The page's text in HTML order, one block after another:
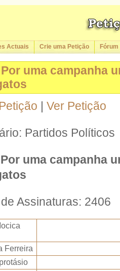
Actuais Crie uma Petição Fórum
uma campanha
| Ver Petição
Partidos Políticos
uma campanha
Assinaturas: 2406
Ferreira